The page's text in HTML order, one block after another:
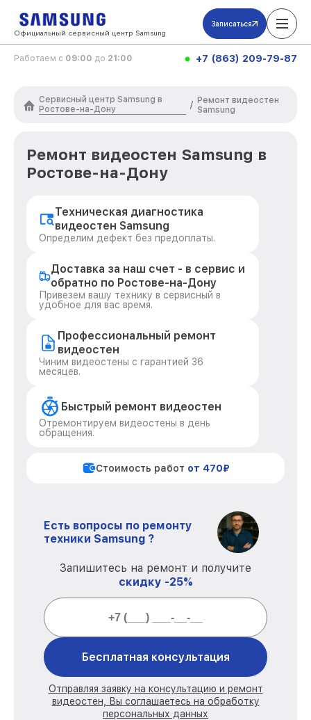
Официальный сервисный центр Samsung
Записаться
Работаем с 09:00 до 21:00 +7 (863) 209-79-87
Сервисный центр Samsung в
Ростове-на-Дону
/ Ремонт видеостен
Samsung
Ремонт видеостен Samsung в
Ростове-на-Дону
Техническая диагностика
видеостен Samsung
Определим дефект без предоплаты.
Доставка за наш счет - в сервис и
обратно по Ростове-на-Дону
Привезем вашу технику в сервисный в
удобное для вас время.
Профессиональный ремонт
видеостен
Чиним видеостены с гарантией 36
месяцев.
Быстрый ремонт видеостен
Отремонтируем видеостены в день
обращения.
Стоимость работ от 470₽
Есть вопросы по ремонту
техники Samsung ?
Запишитесь на ремонт и получите
скидку -25%
Бесплатная консультация
Отправляя заявку на консультацию и ремонт
видеостен, Вы соглашаетесь на обработку
персональных данных